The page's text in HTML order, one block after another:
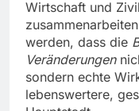
Wirtschaft und
werden, dass die
Veränderungen
sondern echte
lebenswertere,